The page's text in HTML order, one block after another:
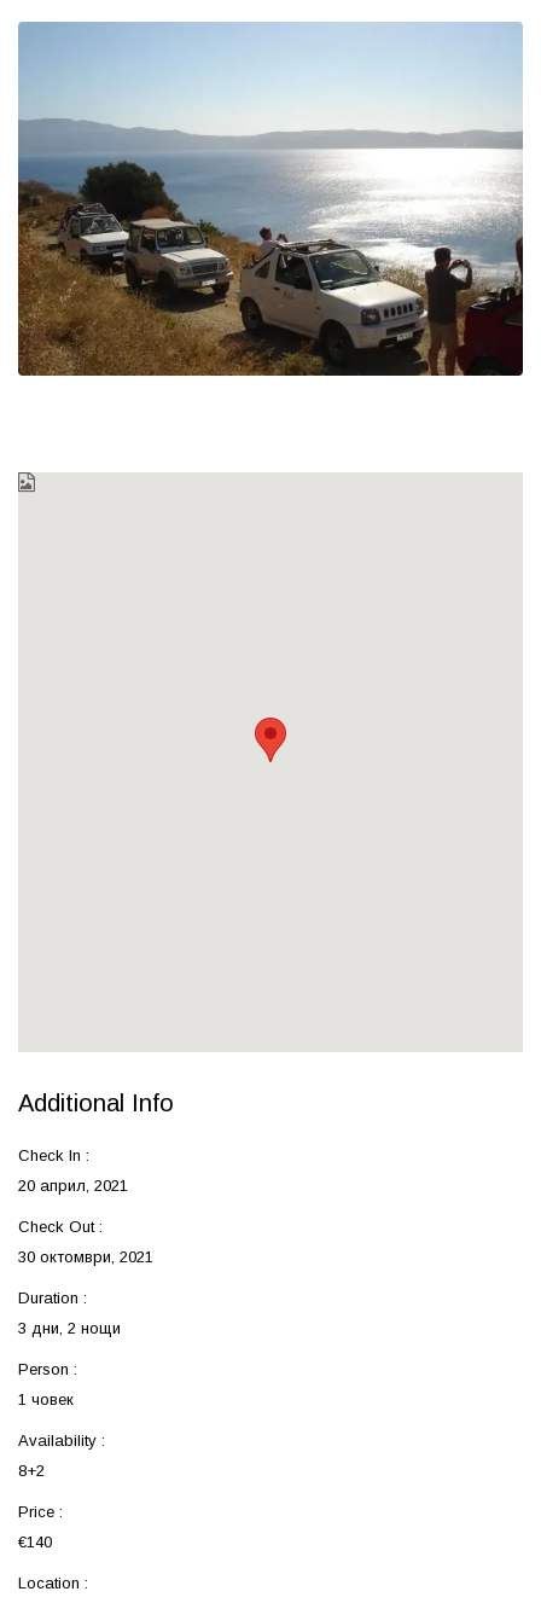
Additional Info
Check In :
20 април, 2021
Check Out :
30 октомври, 2021
Duration :
3 дни, 2 нощи
Person :
1 човек
Availability :
8+2
Price :
€140
Location :